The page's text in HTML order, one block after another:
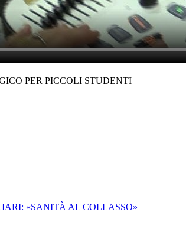
PER PICCOLI STUDENTI
«SANITÀ AL COLLASSO»